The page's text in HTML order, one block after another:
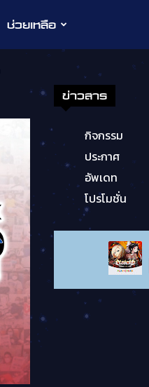
ช่วยเหลือ
ข่าวสาร
กิจกรรม
ประกาศ
อัพเดท
โปรโมชั่น